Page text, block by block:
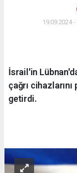
19.09.2024
İsrail'in
çağrı cihazlarını
getirdi.